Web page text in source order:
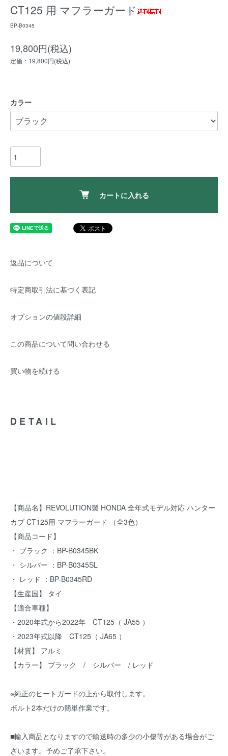
CT125 用 マフラーガード
BP-B0345
19,800円(税込)
定価：19,800円(税込)
カラー
カートに入れる
返品について
特定商取引法に基づく表記
オプションの値段詳細
この商品について問い合わせる
買い物を続ける
DETAIL
【商品名】REVOLUTION製 HONDA 全年式モデル対応 ハンター
カブ CT125用 マフラーガード （全3色）
【商品コード】
・ ブラック ：BP-B0345BK
・ シルバー ：BP-B0345SL
・ レッド ：BP-B0345RD
【生産国】 タイ
【適合車種】
・2020年式から2022年 CT125（ JA55 ）
・2023年式以降 CT125（ JA65 ）
【材質】 アルミ
【カラー】 ブラック / シルバー / レッド
※純正のヒートガードの上から取付します。
ボルト2本だけの簡単作業です。
■輸入商品となりますので輸送時の多少の小傷等がある場合がご
ざいます。予めご了承下さい。